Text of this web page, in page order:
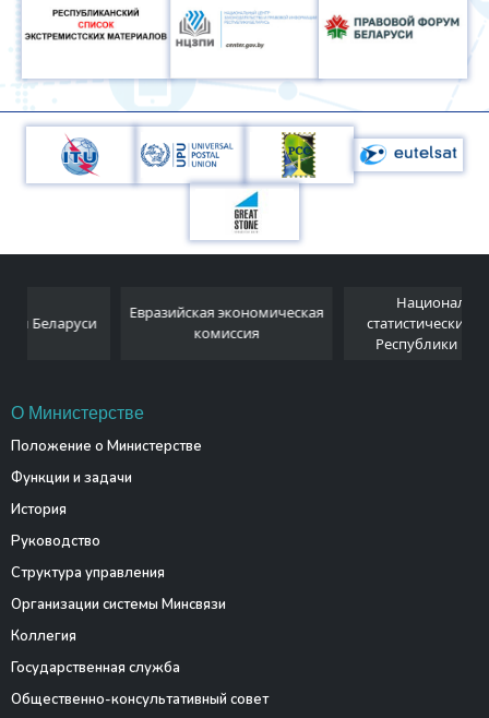
Евразийская экономическая
Национальный
статистический комитет
Республики Беларусь
О Министерстве
Положение о Министерстве
Функции и задачи
История
Руководство
Структура управления
Организации системы Минсвязи
Коллегия
Государственная служба
Общественно-консультативный совет